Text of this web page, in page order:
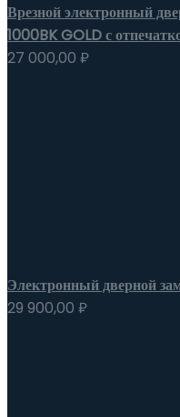
Врезной электронный
1000BK GOLD с
27 000,00 ₽
Электронный дверной
29 900,00 ₽